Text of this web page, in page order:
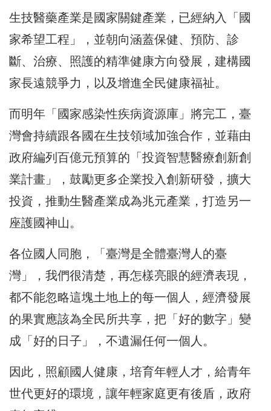
生技醫藥產業是國家關鍵產業，已經納入「國
家希望工程」，並朝向涵蓋保健、預防、診
斷、治療、照護的精準健康方向發展，建構國
家長遠競爭力，以及增進全民健康福祉。
而明年「國家感染性疾病資源庫」將完工，臺
灣會持續跟各國在生技領域加強合作，並藉由
政府編列百億元預算的「投資智慧醫療創新創
業計畫」，鼓勵更多企業投入創新研發，擴大
投資，推動生醫產業成為兆元產業，打造另一
座護國神山。
各位國人同胞，「臺灣是全體臺灣人的臺
灣」，我們很清楚，再怎樣亮眼的經濟表現，
都不能忽略這塊土地上的每一個人，經濟發展
的果實應該為全民所共享，把「好的數字」變
成「好的日子」，不遺漏任何一個人。
因此，照顧國人健康，培育年輕人才，給青年
世代更好的環境，讓年輕家庭更有後盾，政府